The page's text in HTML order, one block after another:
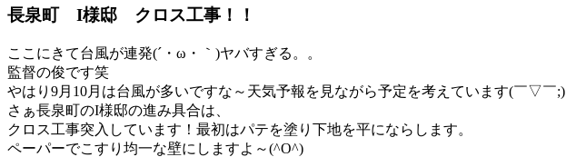
長泉町 I様邸 クロス工事！！
ここにきて台風が連発(´・ω・｀)ヤバすぎる。。
監督の俊です笑
やはり9月10月は台風が多いですな～天気予報を見ながら予定を考えています(￣▽￣;)
さぁ長泉町のI様邸の進み具合は、
クロス工事突入しています！最初はパテを塗り下地を平にならします。
ペーパーでこすり均一な壁にしますよ～(^O^)